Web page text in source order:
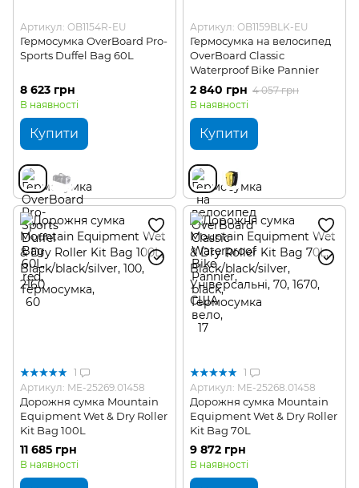
Артикул: OB1154R-EU
Гермосумка OverBoard Pro-
Sports Duffel Bag 60L
8 623 грн
В наявності
Купити
Артикул: OB1159BLK-EU
Гермосумка на велосипед
OverBoard Classic
Waterproof Bike Pannier
2 840 грн 4 057 грн
В наявності
Купити
1
Артикул: ME-25269.01458
Дорожня сумка Mountain
Equipment Wet & Dry Roller
Kit Bag 100L
11 685 грн
В наявності
1
Артикул: ME-25268.01458
Дорожня сумка Mountain
Equipment Wet & Dry Roller
Kit Bag 70L
9 872 грн
В наявності